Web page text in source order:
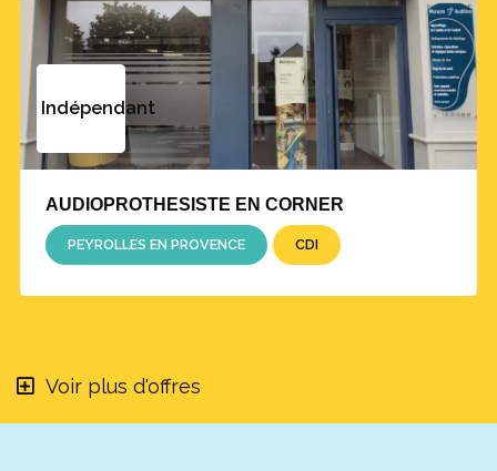
Indépendant
AUDIOPROTHESISTE EN CORNER
PEYROLLES EN PROVENCE CDI
Voir plus d'offres